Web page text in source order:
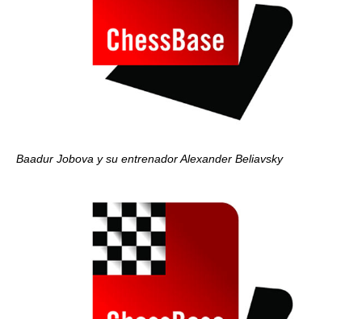
Baadur Jobova y su entrenador Alexander Beliavsky